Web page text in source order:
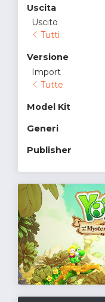
Uscita
Uscito
Tutti
Versione
Import
Tutte
Model Kit
Generi
Publisher